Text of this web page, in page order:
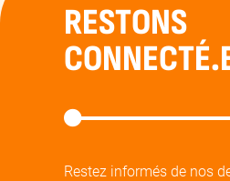
RESTONS
Restez informés de nos